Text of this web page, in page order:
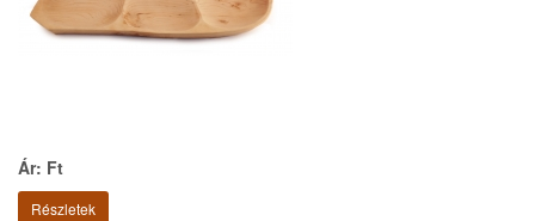
Ár: Ft
Részletek